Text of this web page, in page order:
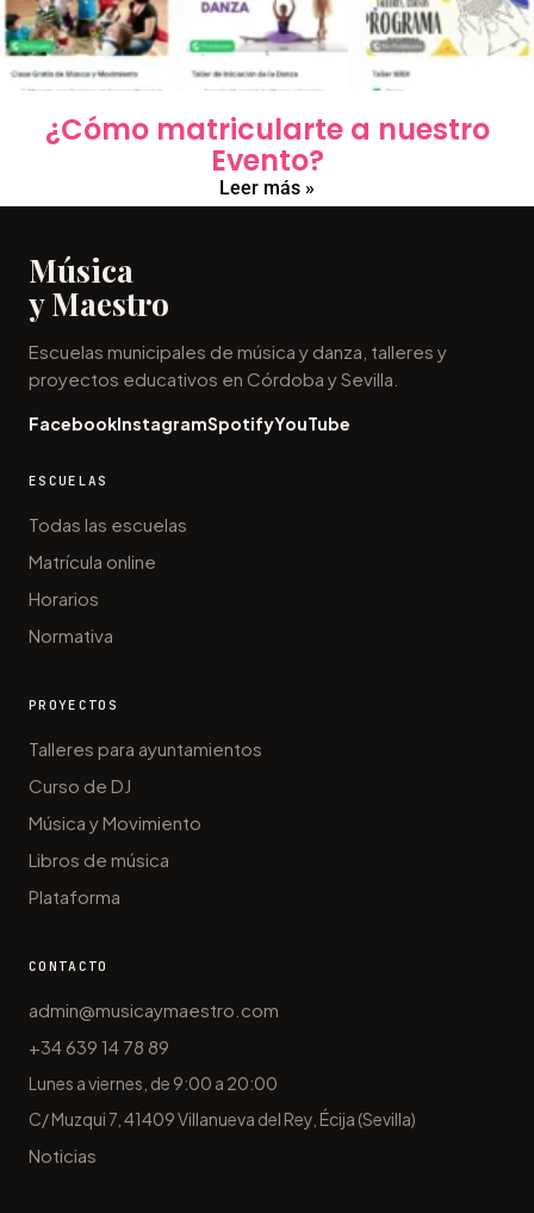
¿Cómo matricularte a nuestro
Evento?
Leer más »
Música
y Maestro
Escuelas municipales de música y danza, talleres y
proyectos educativos en Córdoba y Sevilla.
FacebookInstagramSpotifyYouTube
ESCUELAS
Todas las escuelas
Matrícula online
Horarios
Normativa
PROYECTOS
Talleres para ayuntamientos
Curso de DJ
Música y Movimiento
Libros de música
Plataforma
CONTACTO
admin@musicaymaestro.com
+34 639 14 78 89
Lunes a viernes, de 9:00 a 20:00
C/ Muzqui 7, 41409 Villanueva del Rey, Écija (Sevilla)
Noticias